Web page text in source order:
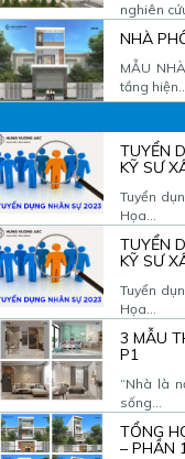
nghiên
NHÀ
MẪU
tầng
TUYỂN
KỸ SƯ
Tuyển
Họa...
TUYỂN
KỸ SƯ
Tuyển
Họa...
3 MẪU
P1
“Nhà là
sống...
TỔNG
– PHẦN